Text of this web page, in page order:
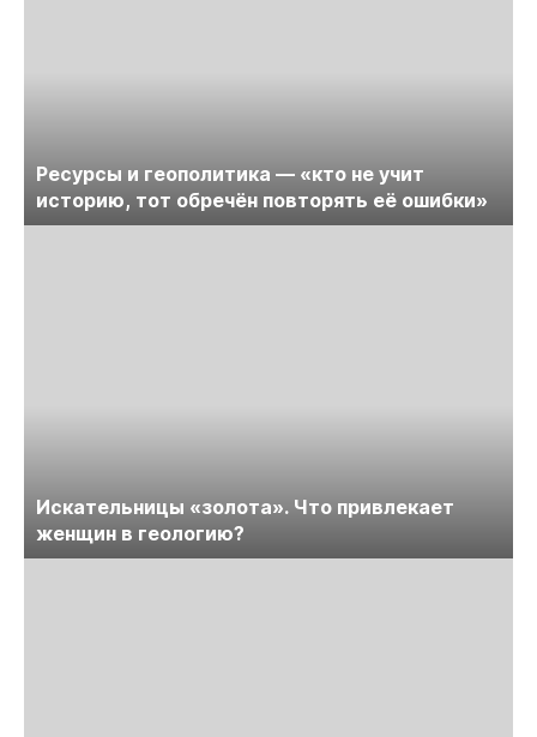
Ресурсы и геополитика — «кто не учит
историю, тот обречён повторять её ошибки»
Искательницы «золота». Что привлекает
женщин в геологию?